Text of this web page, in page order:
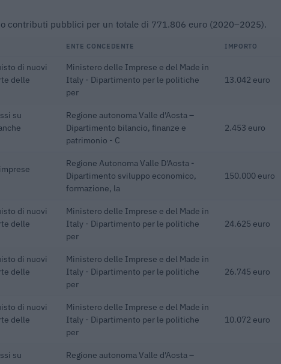
contributi pubblici per un totale di 771.806 euro (2020–2025).
ENTE CONCEDENTE IMPORTO
di nuovi
delle
Ministero delle Imprese e del Made in
Italy - Dipartimento per le politiche
per
13.042 euro
su
Regione autonoma Valle d'Aosta –
Dipartimento bilancio, finanze e
patrimonio - C
2.453 euro
Regione Autonoma Valle D'Aosta -
Dipartimento sviluppo economico,
formazione, la
150.000 euro
di nuovi
delle
Ministero delle Imprese e del Made in
Italy - Dipartimento per le politiche
per
24.625 euro
di nuovi
delle
Ministero delle Imprese e del Made in
Italy - Dipartimento per le politiche
per
26.745 euro
di nuovi
delle
Ministero delle Imprese e del Made in
Italy - Dipartimento per le politiche
per
10.072 euro
su
Regione autonoma Valle d'Aosta –